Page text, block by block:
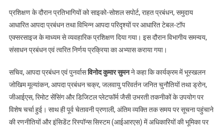
प्रशिक्षण के दौरान प्रतिभागियों को साइको-सोशल सपोर्ट, राहत प्रबंधन, समुदाय
आधारित आपदा प्रबंधन तथा विभिन्न आपदा परिदृश्यों पर आधारित टेबल-टॉप
एक्सरसाइज के माध्यम से व्यवहारिक प्रशिक्षण दिया गया। इस दौरान विभागीय समन्वय,
संसाधन प्रबंधन एवं त्वरित निर्णय प्रक्रिया का अभ्यास कराया गया।
सचिव, आपदा प्रबंधन एवं पुनर्वासविनोद कुमार सुमनने कहा कि कार्यक्रम में भूस्खलन
जोखिम मूल्यांकन, आपदा प्रबंधन चक्र, जलवायु परिवर्तन जनित चुनौतियों तथा ड्रोन,
जीआईएस, रिमोट सेंसिंग और डिजिटल प्लेटफॉर्म जैसी उभरती तकनीकों के उपयोग पर
विशेष चर्चा हुई। साथ ही पूर्व चेतावनी प्रणाली, अंतिम व्यक्ति तक समय पर सूचना पहुंचाने
की रणनीतियों और इंसिडेंट रिस्पॉन्स सिस्टम (आईआरएस) में अधिकारियों की भूमिका पर